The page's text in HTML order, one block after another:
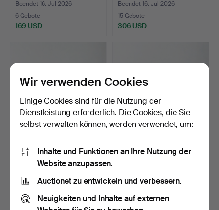
Beendet 16. Jul 2026
6 Gebote
169 USD
Beendet 16. Jul 2026
15 Gebote
306 USD
SESSEL, 1970er Jahre,
grüner Textilbezug, …
Beendet 15. Jul 2026
6 Gebote
SOFA, 1970er Jahre, grüner
18 Gebote
Wir verwenden Cookies
Einige Cookies sind für die Nutzung der
Dienstleistung erforderlich. Die Cookies, die Sie
selbst verwalten können, werden verwendet, um:
Inhalte und Funktionen an Ihre Nutzung der
Website anzupassen.
Auctionet zu entwickeln und verbessern.
Neuigkeiten und Inhalte auf externen